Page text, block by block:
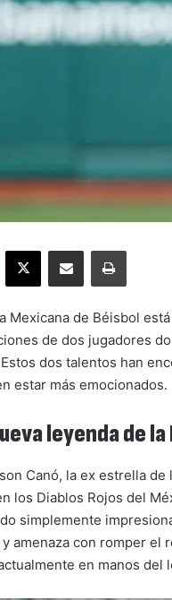
X Compartir por correo electrónicoImprimir
Mexicana de Béisbol
de dos jugadores
dos talentos han
estar más emocionados.
leyenda de
Canó, la ex estrella
los Diablos Rojos del
simplemente
y amenaza con romper el
en manos del